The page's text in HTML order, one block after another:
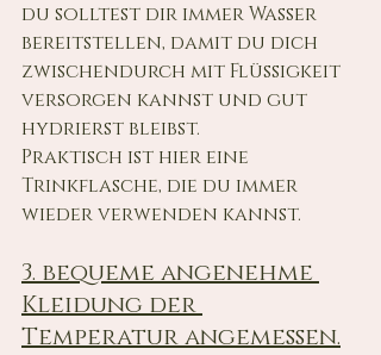
du solltest dir immer Wasser
bereitstellen, damit du dich
zwischendurch mit Flüssigkeit
versorgen kannst und gut
hydrierst bleibst.
Praktisch ist hier eine
Trinkflasche, die du immer
wieder verwenden kannst.
3. bequeme angenehme
Kleidung der
Temperatur angemessen.